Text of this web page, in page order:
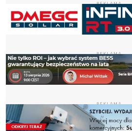
REKLAMA
REKLAMA
REKLAMA